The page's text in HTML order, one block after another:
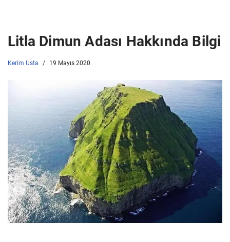
Litla Dimun Adası Hakkında Bilgi
Kerim Usta 19 Mayıs 2020